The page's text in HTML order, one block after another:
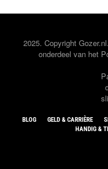
2025. Copyright
onderdeel van het
BLOG GELD & CARRIÈRE
HANDIG &